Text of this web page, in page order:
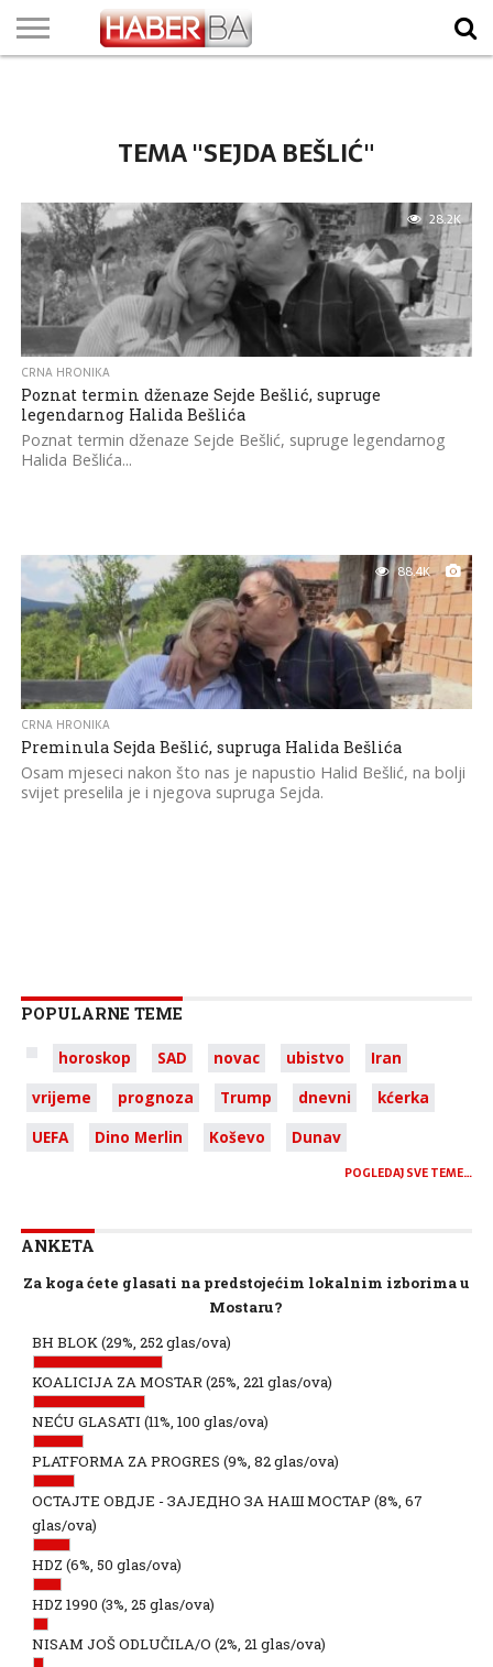
TEMA "SEJDA BEŠLIĆ"
28.2K
CRNA HRONIKA
Poznat termin dženaze Sejde Bešlić, supruge
legendarnog Halida Bešlića
Poznat termin dženaze Sejde Bešlić, supruge legendarnog
Halida Bešlića...
88.4K
CRNA HRONIKA
Preminula Sejda Bešlić, supruga Halida Bešlića
Osam mjeseci nakon što nas je napustio Halid Bešlić, na bolji
svijet preselila je i njegova supruga Sejda.
POPULARNE TEME
horoskop SAD novac ubistvo
Iran
vrijeme
prognoza Trump dnevni
kćerka
UEFA
Dino Merlin Koševo Dunav
POGLEDAJ SVE TEME…
ANKETA
Za koga ćete glasati na predstojećim lokalnim izborima u
Mostaru?
BH BLOK(29%, 252 glas/ova)
KOALICIJA ZA MOSTAR(25%, 221 glas/ova)
NEĆU GLASATI (11%, 100 glas/ova)
PLATFORMA ZA PROGRES (9%, 82 glas/ova)
ОСТАЈТЕ ОВДЈЕ - ЗАЈЕДНО ЗА НАШ МОСТАР (8%, 67
glas/ova)
HDZ (6%, 50 glas/ova)
HDZ 1990 (3%, 25 glas/ova)
NISAM JOŠ ODLUČILA/O (2%, 21 glas/ova)